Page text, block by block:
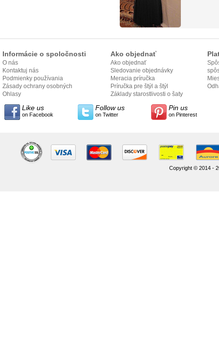
Informácie o spoločnosti
O nás
Kontaktuj nás
Podmienky používania
Zásady ochrany osobných
údajov
Ohlasy
Ako objednať
Ako objednať
Sledovanie objednávky
Meracia príručka
Príručka pre štýl a štýl
Základy starostlivosti o šaty
Like us
on Facebook
Follow us
on Twitter
Pin us
on Pinterest
Copyright © 2014 -